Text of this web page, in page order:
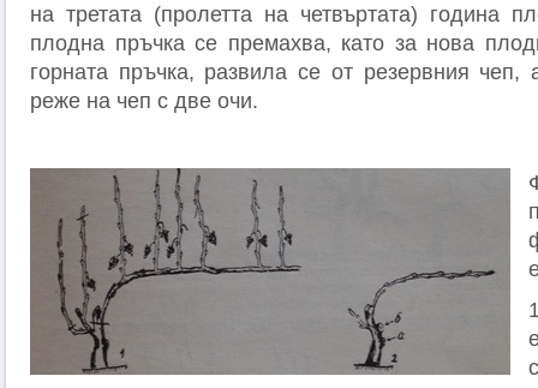
на третата (пролетта на четвъртата) година
плодна пръчка се премахва, като за нова
горната пръчка, развила се от резервния чеп,
реже на чеп с две очи.